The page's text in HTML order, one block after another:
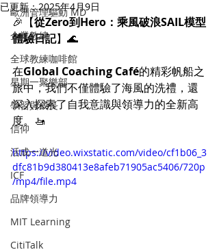
歐洲管理驅動 MD
企業教練
全球教練咖啡館
星期一聚樂部
學習與成長
信仰
活成一道光
ICF
品牌領導力
MIT Learning
CitiTalk
已更新：2025年4月9日
🎉【從Zero到Hero：乘風破浪SAIL模型
體驗日記】🌊
在Global Coaching Café的精彩帆船之
旅中，我們不僅體驗了海風的洗禮，還
深入探索了自我意識與領導力的全新高
度。🚤
https://video.wixstatic.com/video/cf1b06_3
dfc81b9d380413e8afeb71905ac5406/720p
/mp4/file.mp4